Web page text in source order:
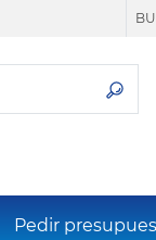
Pedir